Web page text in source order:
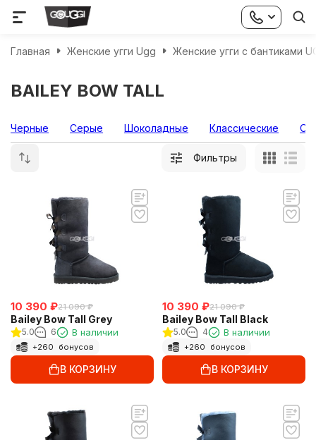
Главная Женские угги Ugg Женские угги с бантиками
BAILEY BOW TALL
Черные Серые Шоколадные Классические
Фильтры
10 390 ₽21 090 ₽
Bailey Bow Tall Grey
5.0 6 В наличии
+260 бонусов
В КОРЗИНУ
10 390 ₽21 090 ₽
Bailey Bow Tall Black
5.0 4 В наличии
+260 бонусов
В КОРЗИНУ